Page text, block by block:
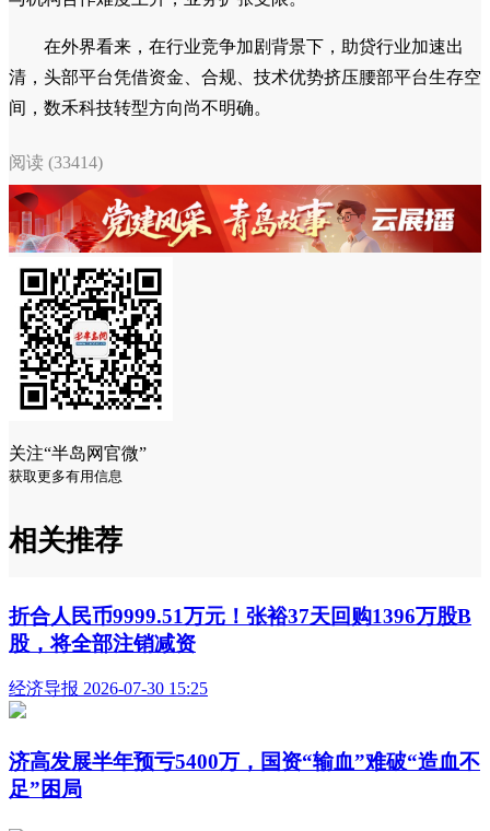
在外界看来，在行业竞争加剧背景下，助贷行业加速出
清，头部平台凭借资金、合规、技术优势挤压腰部平台生存空
间，数禾科技转型方向尚不明确。
阅读 (33414)
关注“半岛网官微”
获取更多有用信息
相关推荐
折合人民币9999.51万元！张裕37天回购1396万股B
股，将全部注销减资
经济导报 2026-07-30 15:25
济高发展半年预亏5400万，国资“输血”难破“造血不
足”困局